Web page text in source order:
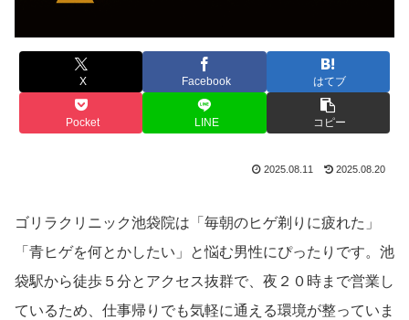
X Facebook はてブ
Pocket LINE コピー
2025.08.11 2025.08.20
ゴリラクリニック池袋院は「毎朝のヒゲ剃りに疲れた」
「青ヒゲを何とかしたい」と悩む男性にぴったりです。池
袋駅から徒歩５分とアクセス抜群で、夜２０時まで営業し
ているため、仕事帰りでも気軽に通える環境が整っていま